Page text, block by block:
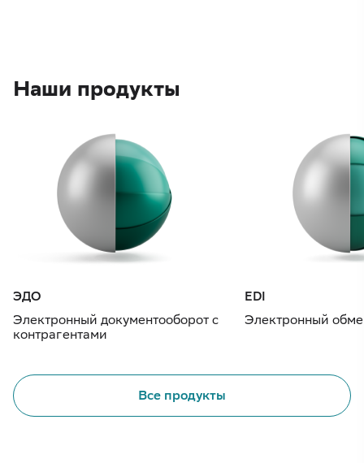
Наши продукты
ЭДО
Электронный документооборот с
контрагентами
EDI
Электронный
Все продукты